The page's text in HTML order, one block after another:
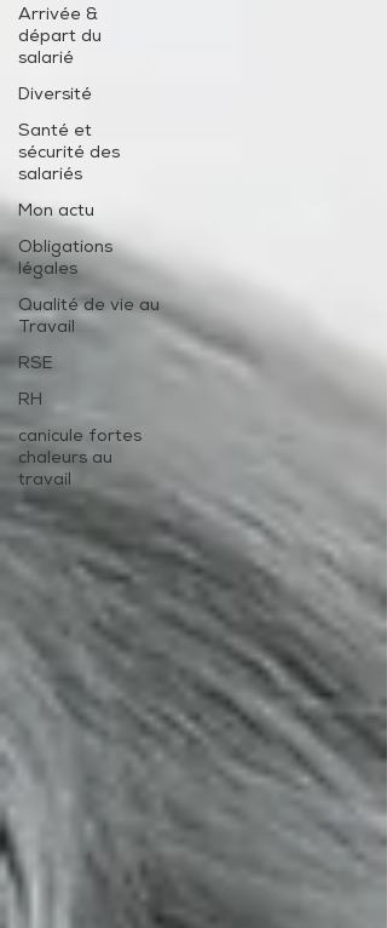
Arrivée &
départ du
salarié
Diversité
Santé et
sécurité des
salariés
Mon actu
Obligations
légales
Qualité de vie au
Travail
RSE
RH
canicule fortes
chaleurs au
travail